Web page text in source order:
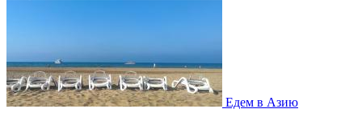
Едем в Азию